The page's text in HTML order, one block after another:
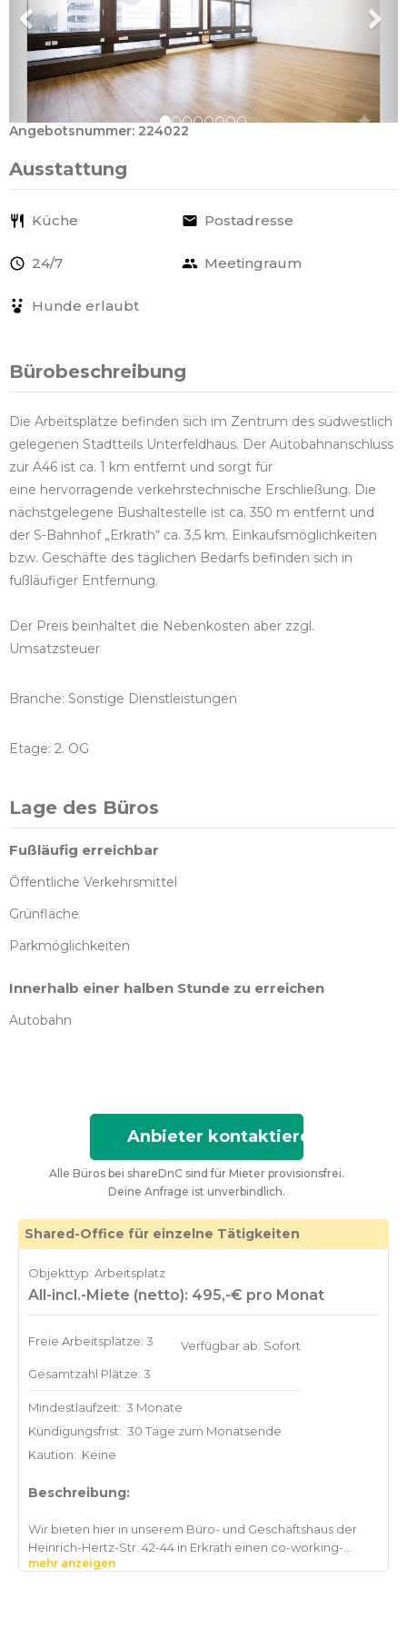
Angebotsnummer: 224022
Ausstattung
Küche Postadresse
24/7 Meetingraum
Hunde erlaubt
Bürobeschreibung
Die Arbeitsplätze befinden sich im Zentrum des südwestlich
gelegenen Stadtteils Unterfeldhaus. Der Autobahnanschluss
zur A46 ist ca. 1 km entfernt und sorgt für
eine hervorragende verkehrstechnische Erschließung. Die
nächstgelegene Bushaltestelle ist ca. 350 m entfernt und
der S-Bahnhof „Erkrath“ ca. 3,5 km. Einkaufsmöglichkeiten
bzw. Geschäfte des täglichen Bedarfs befinden sich in
fußläufiger Entfernung.
Der Preis beinhaltet die Nebenkosten aber zzgl.
Umsatzsteuer
Branche: Sonstige Dienstleistungen
Etage: 2. OG
Lage des Büros
Fußläufig erreichbar
Öffentliche Verkehrsmittel
Grünfläche
Parkmöglichkeiten
Innerhalb einer halben Stunde zu erreichen
Autobahn
Anbieter kontaktieren
Alle Büros bei shareDnC sind für Mieter provisionsfrei.
Deine Anfrage ist unverbindlich.
Shared-Office für einzelne Tätigkeiten
Objekttyp: Arbeitsplatz
All-incl.-Miete (netto): 495,-€ pro Monat
Freie Arbeitsplätze: 3
Gesamtzahl Plätze: 3
Verfügbar ab: Sofort
Mindestlaufzeit: 3 Monate
Kündigungsfrist: 30 Tage zum Monatsende
Kaution: Keine
Beschreibung:
Wir bieten hier in unserem Büro- und Geschäftshaus der
Heinrich-Hertz-Str. 42-44 in Erkrath einen co-working-
space im 2. OG. an.
mehr anzeigen